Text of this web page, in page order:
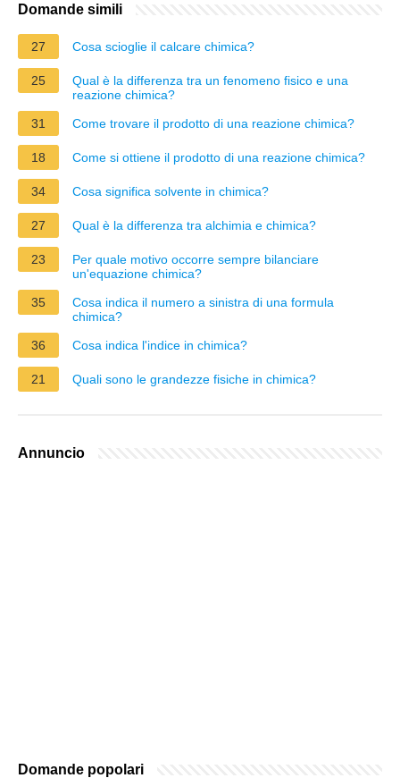
Domande simili
27 Cosa scioglie il calcare chimica?
25
Qual è la differenza tra un fenomeno fisico e una
reazione chimica?
31
Come trovare il prodotto di una reazione chimica?
18 Come si ottiene il prodotto di una reazione chimica?
34 Cosa significa solvente in chimica?
27 Qual è la differenza tra alchimia e chimica?
23
Per quale motivo occorre sempre bilanciare
un'equazione chimica?
35
Cosa indica il numero a sinistra di una formula
chimica?
36
Cosa indica l'indice in chimica?
21 Quali sono le grandezze fisiche in chimica?
Annuncio
Domande popolari